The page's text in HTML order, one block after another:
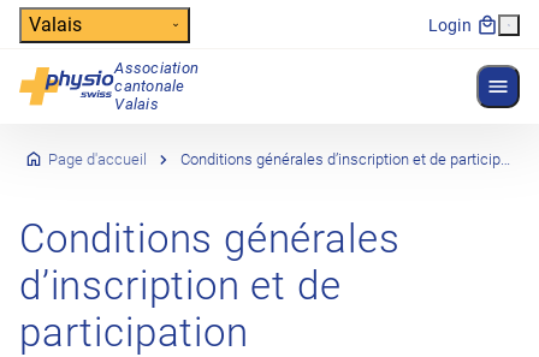
Header
Valais Login
Association
cantonale
Valais
Navigation principale
Page d'accueil Conditions générales d’inscription et de participation
Conditions générales
d’inscription et de
participation